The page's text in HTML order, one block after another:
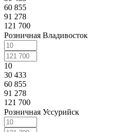
60 855
91 278
121 700
Розничная Владивосток
10
30 433
60 855
91 278
121 700
Розничная Уссурийск